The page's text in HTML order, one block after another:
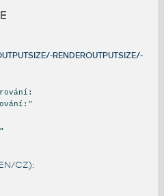
RENDEROUTPUTSIZE/-
CZ):